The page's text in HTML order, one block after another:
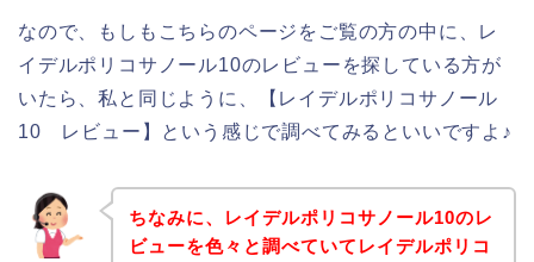
なので、もしもこちらのページをご覧の方の中に、レ
イデルポリコサノール10のレビューを探している方が
いたら、私と同じように、【レイデルポリコサノール
10 レビュー】という感じで調べてみるといいですよ♪
ちなみに、レイデルポリコサノール10のレ
ビューを色々と調べていてレイデルポリコ